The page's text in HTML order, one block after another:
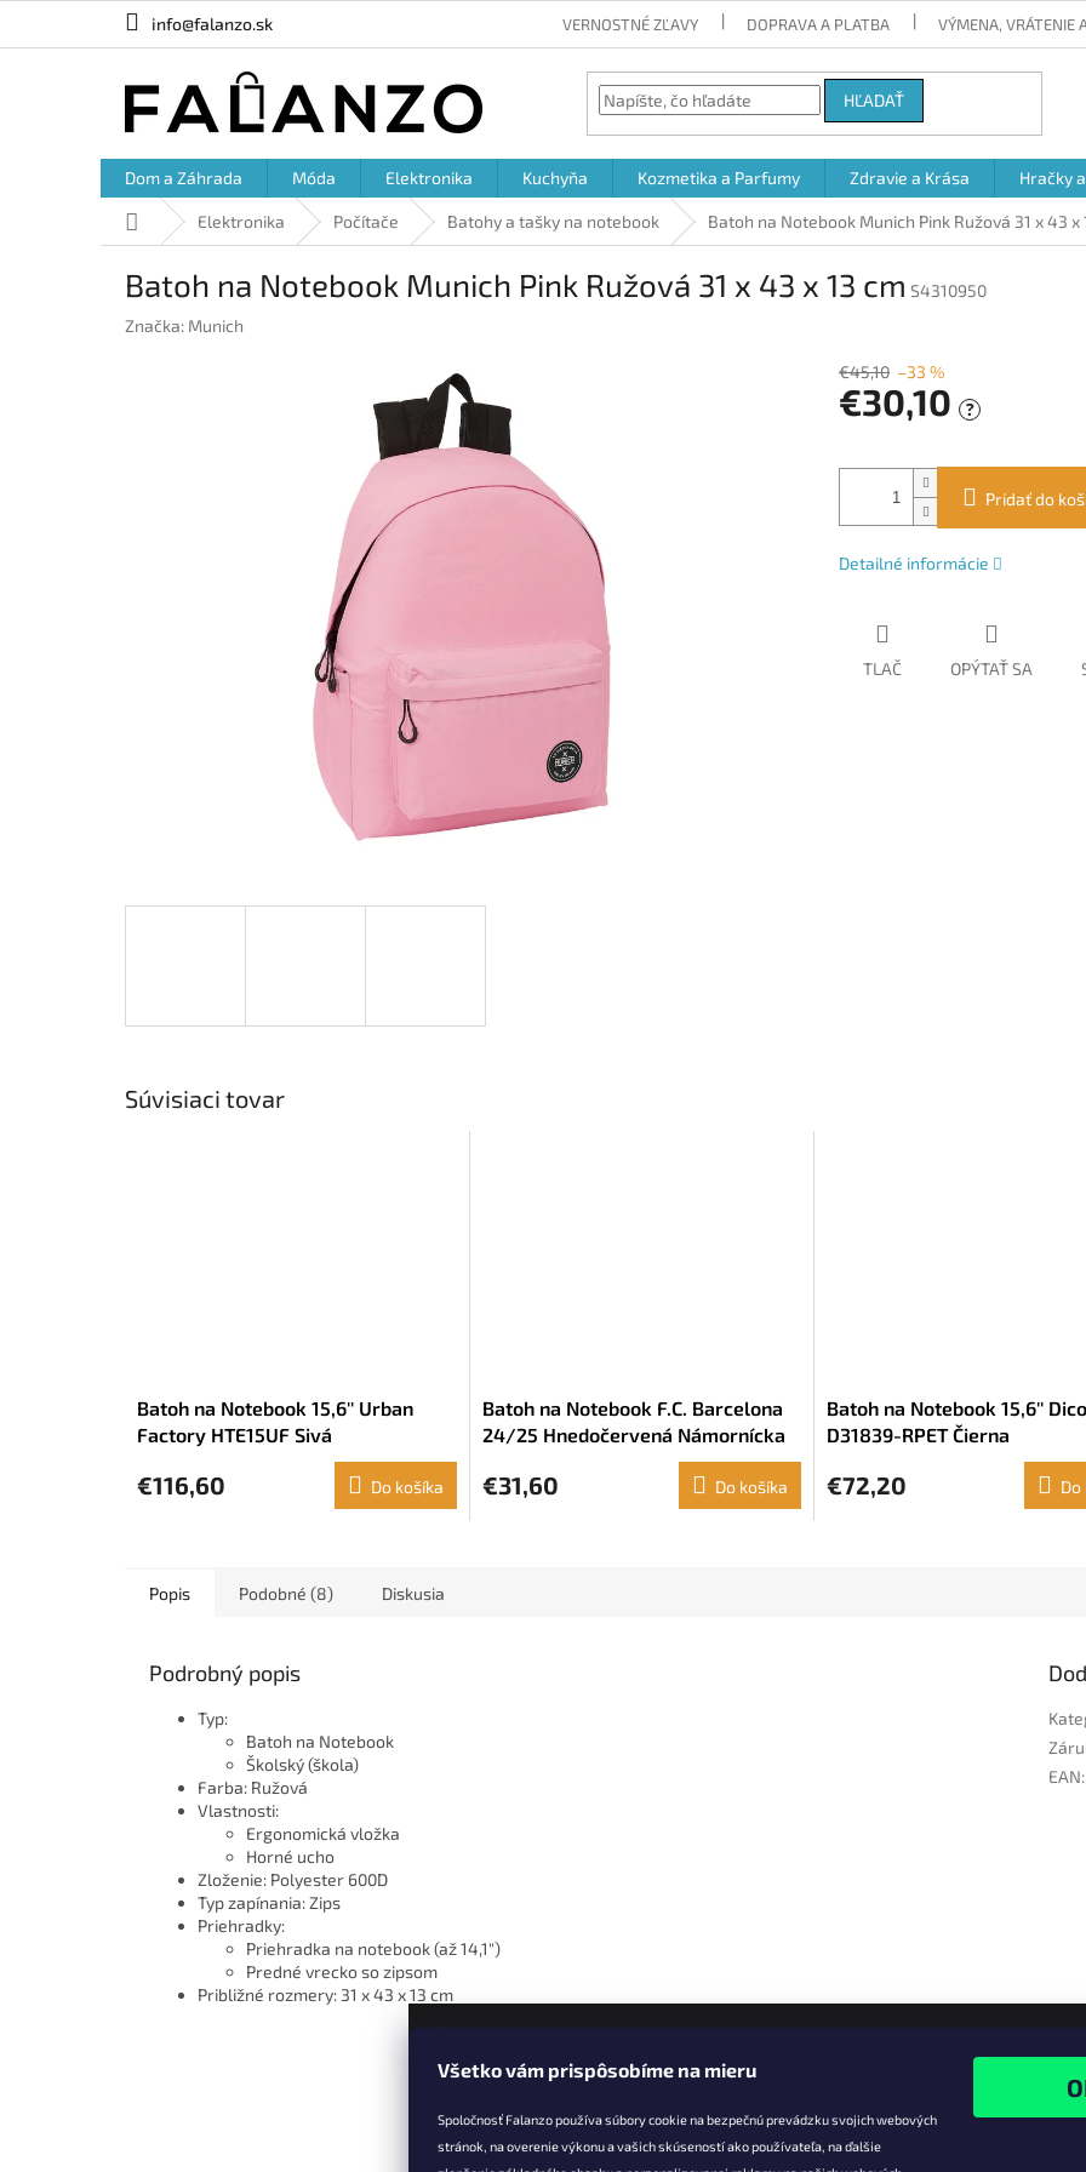
Všetko vám prispôsobíme na mieru
Spoločnosť Falanzo používa súbory cookie na bezpečnú prevádzku svojich webových
stránok, na overenie výkonu a vašich skúseností ako používateľa, na ďalšie
info@falanzo.sk VERNOSTNÉ ZĽAVY DOPRAVA A PLATBA VÝMENA, VRÁTENIE
HĽADAŤ
Dom a Záhrada Móda Elektronika Kuchyňa Kozmetika a Parfumy Zdravie a Krása Hračky
DomovElektronika Počítače Batohy a tašky na notebook Batoh na Notebook Munich Pink Ružová 31 x 43 x
Batoh na Notebook Munich Pink Ružová 31 x 43 x 13 cm S4310950
Značka: Munich
€45,10 –33 %
€30,10 ?
cena:
Pridať do
Detailné informácie
TLAČ OPÝTAŤ SA
Súvisiaci tovar
Batoh na Notebook 15,6'' Urban
Factory HTE15UF Sivá
€116,60 Do košíka
Batoh na Notebook F.C. Barcelona
24/25 Hnedočervená Námornícka
modrá 31 x 41 x 16 cm 14,1"
€31,60 Do košíka
Batoh na Notebook 15,6''
D31839-RPET Čierna
€72,20 Do
Popis Podobné (8) Diskusia
Podrobný popis
Typ:
Batoh na Notebook
Školský (škola)
Farba: Ružová
Vlastnosti:
Ergonomická vložka
Horné ucho
Zloženie: Polyester 600D
Typ zapínania: Zips
Priehradky:
Priehradka na notebook (až 14,1")
Predné vrecko so zipsom
Približné rozmery: 31 x 43 x 13 cm
EAN: